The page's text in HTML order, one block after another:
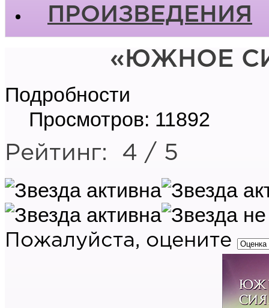
ПРОИЗВЕДЕНИЯ
«ЮЖНОЕ
Подробности
Просмотров: 11892
Рейтинг: 4 / 5
Пожалуйста, оцените